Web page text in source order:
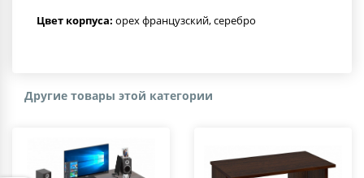
Цвет корпуса: орех французский, серебро
Другие товары этой категории